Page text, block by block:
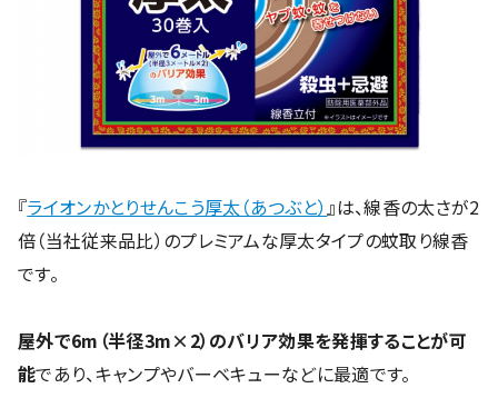
『ライオンかとりせんこう厚太（あつぶと）』は、線香の太さが2
倍（当社従来品比）のプレミアムな厚太タイプの蚊取り線香
です。
屋外で6m（半径3m×2）のバリア効果を発揮することが可
能であり、キャンプやバーベキューなどに最適です。